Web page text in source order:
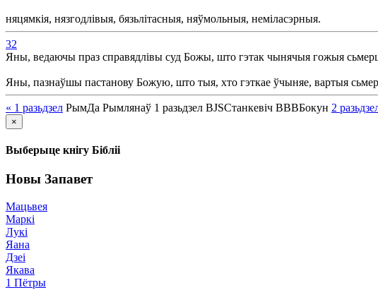
няцямкія, нязгодлівыя, бязьлітасныя, няўмольныя, неміласэрныя.
32
Яны, ведаючы праз справядлівы суд Божы, што гэтак чынячыя гожыя
Яны, пазнаўшы пастанову Божую, што тыя, хто гэткае ўчыняе, вартыя
« 1 разьдзел РымДа Рымлянаў 1 разьдзел BJSСтанкевіч BBBБокун 2
×
Выберыце кнігу Бібліі
Новы Запавет
Мацьвея
Маркі
Лукі
Яана
Дзеі
Якава
1 Пётры